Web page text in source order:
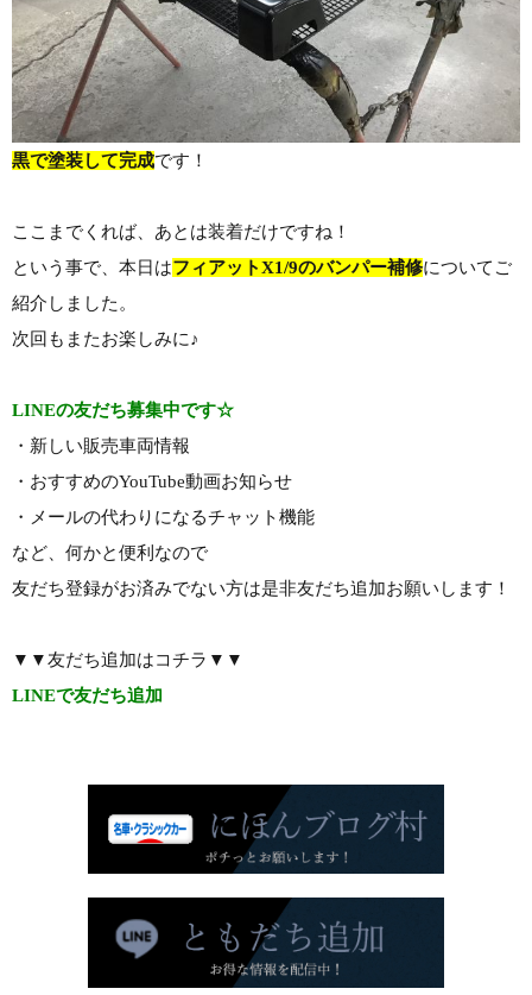
黒で塗装して完成です！
ここまでくれば、あとは装着だけですね！
という事で、本日はフィアットX1/9のバンパー補修についてご
紹介しました。
次回もまたお楽しみに♪
LINEの友だち募集中です☆
・新しい販売車両情報
・おすすめのYouTube動画お知らせ
・メールの代わりになるチャット機能
など、何かと便利なので
友だち登録がお済みでない方は是非友だち追加お願いします！
▼▼友だち追加はコチラ▼▼
LINEで友だち追加